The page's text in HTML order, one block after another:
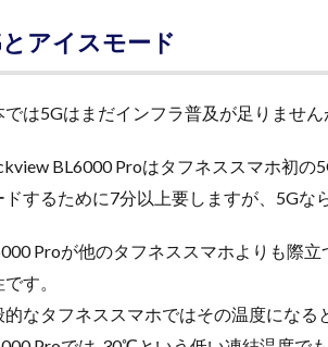
アイスモード
では5Gはまだインフラ普及が足りませ
BL6000 Proはタフネススマホ初
ドするために7分以上要しますが、5Gな
Proが他のタフネススマホよりも際
す。
的なタフネススマホではその温度になる